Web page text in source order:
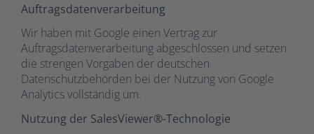
Auftragsdatenverarbeitung
Wir haben mit Google einen Vertrag zur
Auftragsdatenverarbeitung abgeschlossen und setzen
die strengen Vorgaben der deutschen
Datenschutzbehörden bei der Nutzung von Google
Analytics vollständig um.
Nutzung der SalesViewer®-Technologie